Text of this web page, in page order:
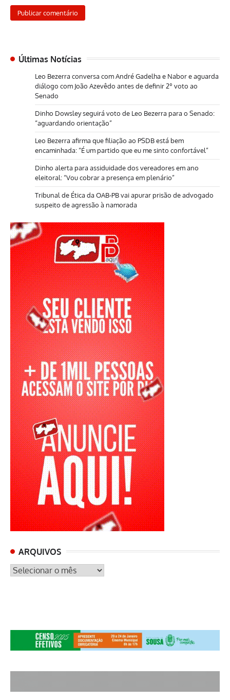
Últimas Notícias
Leo Bezerra conversa com André Gadelha e Nabor e aguarda
diálogo com João Azevêdo antes de definir 2º voto ao
Senado
Dinho Dowsley seguirá voto de Leo Bezerra para o Senado:
“aguardando orientação”
Leo Bezerra afirma que filiação ao PSDB está bem
encaminhada: “É um partido que eu me sinto confortável”
Dinho alerta para assiduidade dos vereadores em ano
eleitoral: “Vou cobrar a presença em plenário”
Tribunal de Ética da OAB-PB vai apurar prisão de advogado
suspeito de agressão à namorada
ARQUIVOS
ARQUIVOS